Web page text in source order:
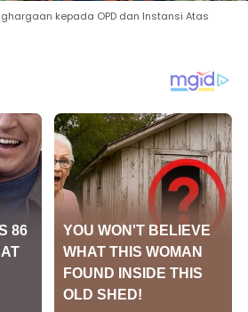
kepada OPD dan Instansi Atas